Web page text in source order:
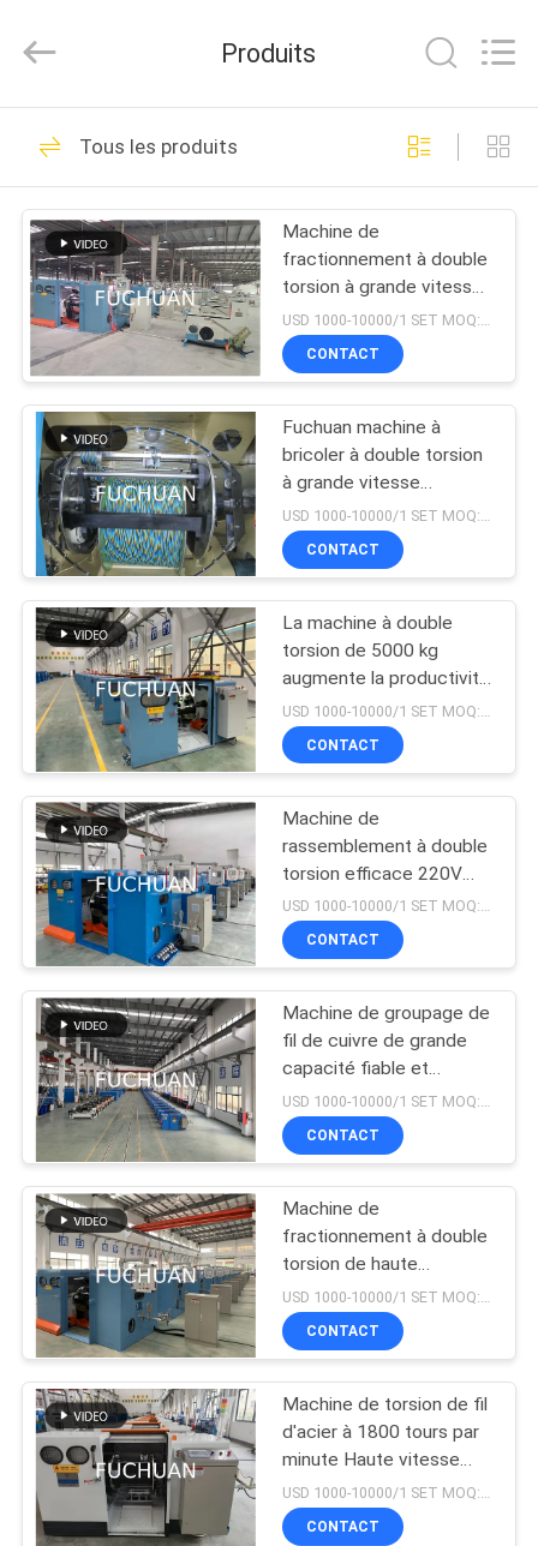
ACCUEIL
PRODUITS
VIDÉOS
LE
SPECTACLE
VR
PROPOS
DE
NOUS
VISITE
DE
L'USINE
CONTRÔLE
QUALITÉ
CONTACTEZ-
NOUS
NOUVELLES
LES
AFFAIRES
PLAN
DU
SITE
PRIVACY
POLICY
Electrical
All
Reserved.
Câblage cuivre liant
la machine
124
Machine de torsion
de fil
47
machine bunching
double torsion
Fil liant la machine
56
Câblage cuivre
tordant la machine
39
machine de torsion
de câble
28
Produits
Tous les produits
Machine de
fractionnement à double
torsion à grande vitesse
de Fuchuan
USD 1000-10000/1 SET MOQ:1 série
CONTACT
Fuchuan machine à
bricoler à double torsion
à grande vitesse
machine à bricoler à fil
pour fils de cuivre nus,
fils en conserve
CONTACT
La machine à double
torsion de 5000 kg
augmente la productivité
avec une grande
capacité
CONTACT
Machine de
rassemblement à double
torsion efficace 220V
basse tension
USD 1000-10000/1 SET MOQ:1 série
CONTACT
Machine de groupage de
fil de cuivre de grande
capacité fiable et
efficace
USD 1000-10000/1 SET MOQ:1 série
CONTACT
Machine de
fractionnement à double
torsion de haute
puissance pour une
capacité de 5000 kg de
haute puissance
CONTACT
Machine de torsion de fil
d'acier à 1800 tours par
minute Haute vitesse
Poids 4500 kg
CONTACT